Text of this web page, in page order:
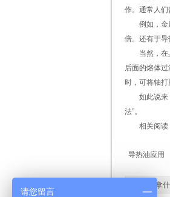
作。通常人们
例如，金
倍。还有于导
当然，
后面的熔体
时，可将轴打
如此说来
法”。
相关阅读
导热油应用
拿
请您留言